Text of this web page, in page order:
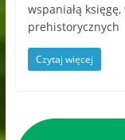
wspaniałą
prehistorycznych
Czytaj więcej